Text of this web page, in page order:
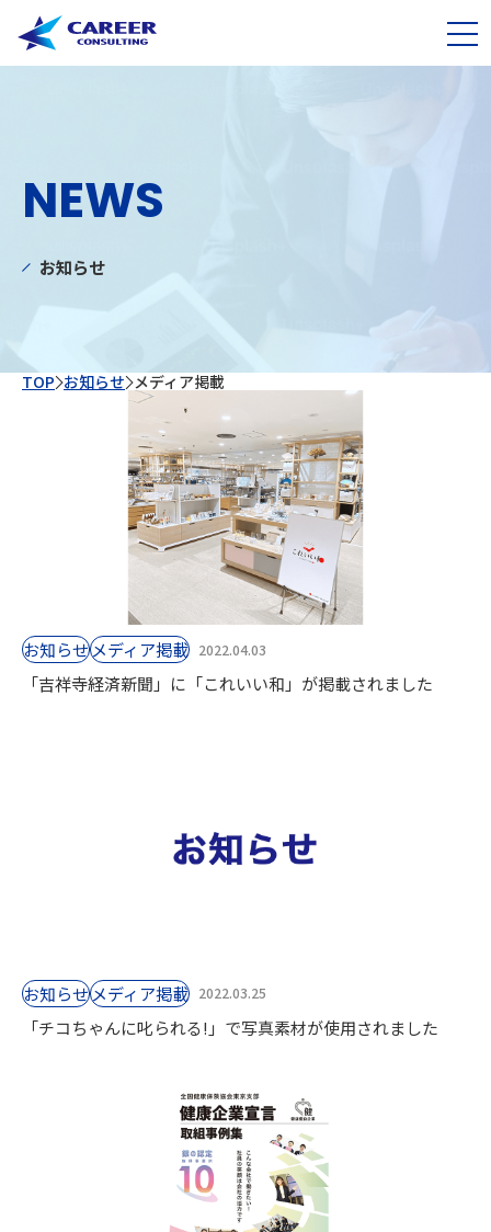
NEWS
お知らせ
TOP お知らせ ⁨⁩メディア掲載
お知らせ⁨⁩メディア掲載 2022.04.03
「吉祥寺経済新聞」に「これいい和」が掲載されました
お知らせ⁨⁩メディア掲載 2022.03.25
「チコちゃんに叱られる!」で写真素材が使用されました